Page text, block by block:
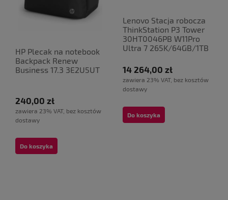
HP Plecak na notebook
Backpack Renew
Business 17.3 3E2U5UT
240,00 zł
zawiera 23% VAT, bez kosztów
dostawy
Do koszyka
Lenovo Stacja robocza
ThinkStation P3 Tower
30HT0046PB W11Pro
Ultra 7 265K/64GB/1TB
14 264,00 zł
zawiera 23% VAT, bez kosztów
dostawy
Do koszyka